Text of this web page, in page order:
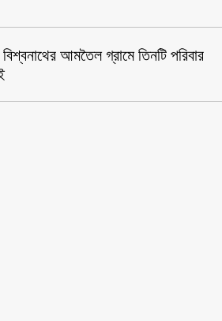
আমতৈল গ্রামে তিনটি পরিবার